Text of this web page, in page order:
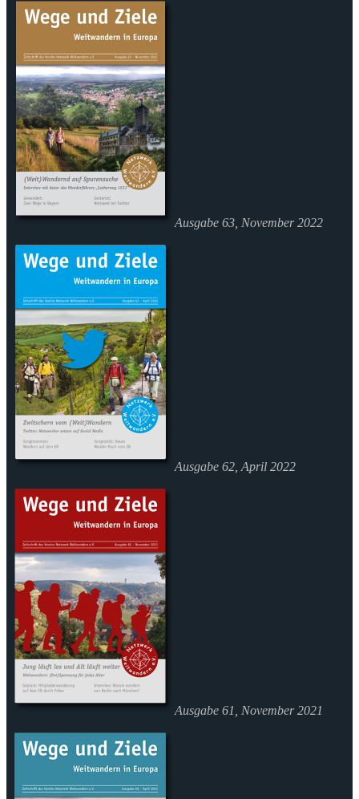
Ausgabe 63, November 2022
Ausgabe 62, April 2022
Ausgabe 61, November 2021